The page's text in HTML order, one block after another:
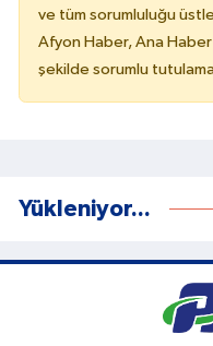
ve tüm sorumluluğu
Afyon Haber, Ana
şekilde sorumlu
Yükleniyor...